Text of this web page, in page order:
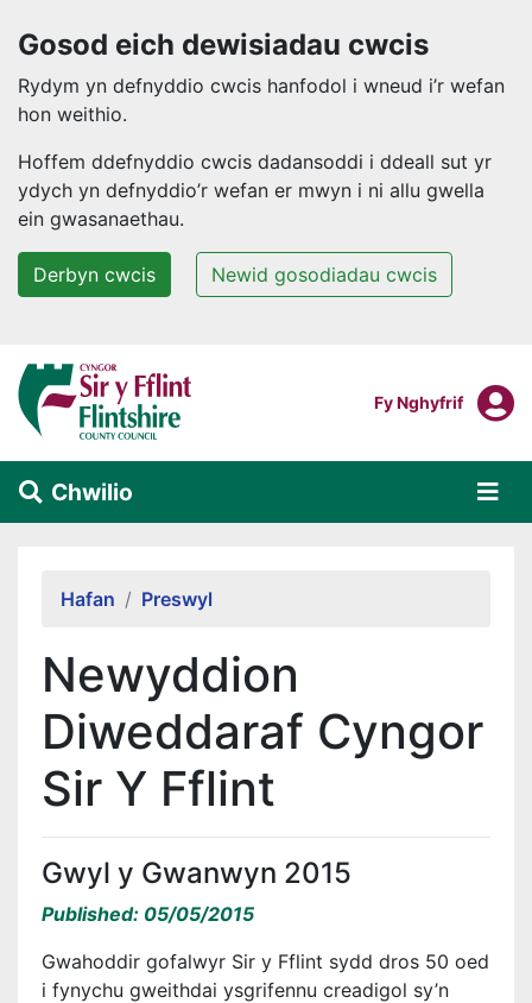
Gosod eich dewisiadau cwcis
Rydym yn defnyddio cwcis hanfodol i wneud i’r wefan
hon weithio.
Hoffem ddefnyddio cwcis dadansoddi i ddeall sut yr
ydych yn defnyddio’r wefan er mwyn i ni allu gwella
ein gwasanaethau.
Derbyn cwcis Newid gosodiadau cwcis
Neidio i'r prif gynnwys
Mewngofnodi I
Fy Nghyfrif
Chwilio
Hafan Preswyl
Newyddion
Diweddaraf Cyngor
Sir Y Fflint
Gwyl y Gwanwyn 2015
Published: 05/05/2015
Gwahoddir gofalwyr Sir y Fflint sydd dros 50 oed
i fynychu gweithdai ysgrifennu creadigol sy’n